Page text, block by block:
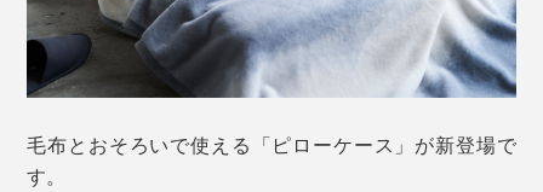
毛布とおそろいで使える「ピローケース」が新登場で
す。